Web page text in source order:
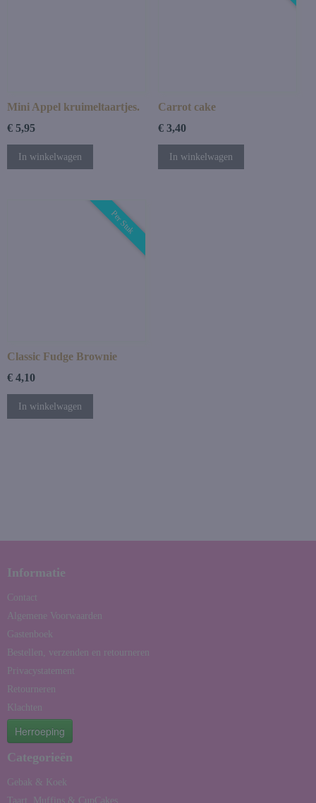
Mini Appel kruimeltaartjes.
€ 5,95
In winkelwagen
Carrot cake
€ 3,40
In winkelwagen
Per Stuk
Classic Fudge Brownie
€ 4,10
In winkelwagen
Informatie
Contact
Algemene Voorwaarden
Gastenboek
Bestellen, verzenden en retourneren
Privacystatement
Retourneren
Klachten
Herroeping
Categorieën
Gebak & Koek
Taart, Muffins & CupCakes